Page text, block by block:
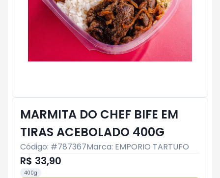
MARMITA DO CHEF BIFE EM
TIRAS ACEBOLADO 400G
Código: #787367Marca: EMPORIO TARTUFO
R$ 33,90
400g